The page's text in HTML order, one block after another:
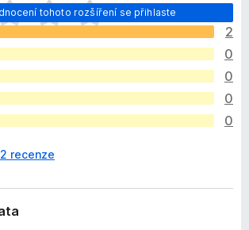
tohoto rozšíření se přihlaste
2
0
0
0
0
recenze